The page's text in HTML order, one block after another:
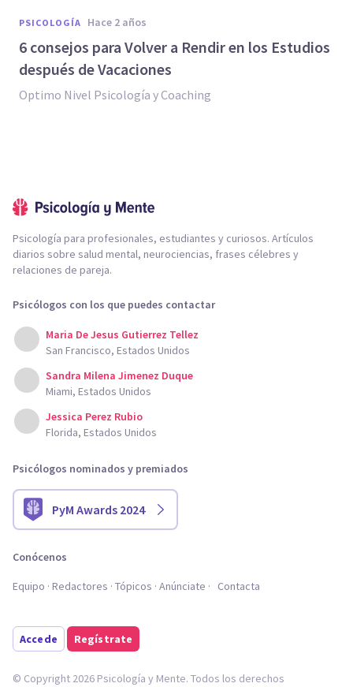
PSICOLOGÍA hace 2 años
6 consejos para Volver a Rendir en los Estudios
después de Vacaciones
Optimo Nivel Psicología y Coaching
Psicología para profesionales, estudiantes y curiosos. Artículos
diarios sobre salud mental, neurociencias, frases célebres y
relaciones de pareja.
Psicólogos con los que puedes contactar
Maria De Jesus Gutierrez Tellez
San Francisco, Estados Unidos
Sandra Milena Jimenez Duque
Miami, Estados Unidos
Jessica Perez Rubio
Florida, Estados Unidos
Psicólogos nominados y premiados
PyM Awards 2024
Conócenos
Equipo Redactores Tópicos Anúnciate Contacta
Accede Regístrate
© Copyright 2026 Psicología y Mente. Todos los derechos